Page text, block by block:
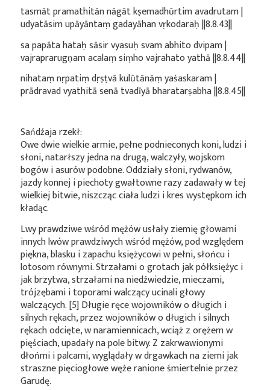
tasmāt pramathitān nāgāt kṣemadhūrtim avadrutam |
udyatāsim upāyāntaṃ gadayāhan vṛkodaraḥ ||8.8.43||
sa papāta hataḥ sāsir vyasuḥ svam abhito dvipam |
vajraprarugṇam acalaṃ siṃho vajrahato yathā ||8.8.44||
nihataṃ nṛpatiṃ dṛṣṭvā kulūtānāṃ yaśaskaram |
prādravad vyathitā senā tvadīyā bharatarṣabha ||8.8.45||
Sańdźaja rzekł:
Owe dwie wielkie armie, pełne podnieconych koni, ludzi i
słoni, natarłszy jedna na drugą, walczyły, wojskom
bogów i asurów podobne. Oddziały słoni, rydwanów,
jazdy konnej i piechoty gwałtowne razy zadawały w tej
wielkiej bitwie, niszcząc ciała ludzi i kres występkom ich
kładąc.
Lwy prawdziwe wśród mężów usłały ziemię głowami
innych lwów prawdziwych wśród mężów, pod względem
piękna, blasku i zapachu księżycowi w pełni, słońcu i
lotosom równymi. Strzałami o grotach jak półksiężyc i
jak brzytwa, strzałami na niedźwiedzie, mieczami,
trójzębami i toporami walczący ucinali głowy
walczących. [5] Długie ręce wojowników o długich i
silnych rękach, przez wojowników o długich i silnych
rękach odcięte, w naramiennicach, wciąż z orężem w
pięściach, upadały na pole bitwy. Z zakrwawionymi
dłońmi i palcami, wyglądały w drgawkach na ziemi jak
straszne pięciogłowe węże ranione śmiertelnie przez
Garudę.